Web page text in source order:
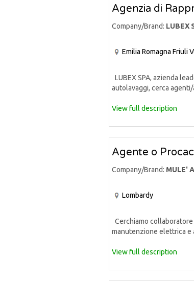
Agenzia di
Company/Brand: LUBEX
Emilia Romagna Friuli
LUBEX SPA, azienda
autolavaggi, cerca
View full description
Agente o
Company/Brand: MULE'
Lombardy
Cerchiamo
manutenzione elettrica e
View full description